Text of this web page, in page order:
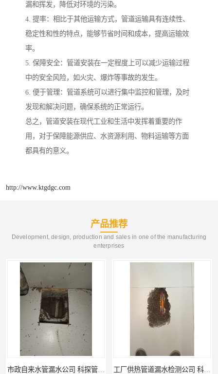
漏和挥发，降低对环境的污染。
4. 提率：相比于其他运输方式，管道运输具有连续性、
稳定性和性的特点，能够节省时间和成本，提高运输效
率。
5. 保障安全：管道安装在一定程度上可以减少运输过程
中的安全风险，如火灾、爆炸等事故的发生。
6. 便于管理：管道系统可以进行集中监控和管理，及时
发现和解决问题，确保系统的正常运行。
总之，管道安装在现代工业和生活中发挥着重要的作
用，对于保障能源供应、水资源利用、物料运输等方面
都具有的意义。
http://www.ktgdgc.com
产品推荐
Development, design, production and sales in one of the manufacturing
enterprises
公司仪器测漏电话 科探管道工程